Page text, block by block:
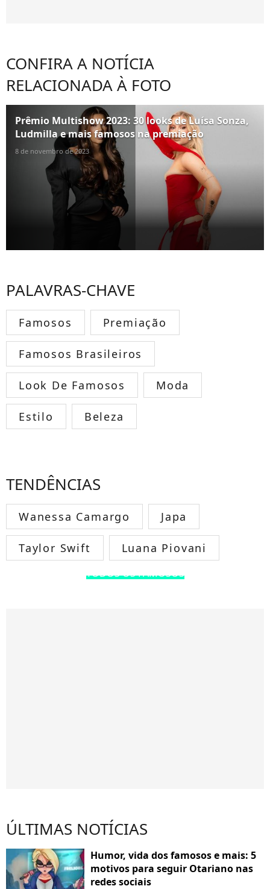
CONFIRA A NOTÍCIA
RELACIONADA À FOTO
Prêmio Multishow 2023: 30 looks de Luísa Sonza,
Ludmilla e mais famosos na premiação
8 de novembro de 2023
PALAVRAS-CHAVE
Famosos Premiação
Famosos Brasileiros
Look De Famosos Moda
Estilo Beleza
TENDÊNCIAS
Wanessa Camargo Japa
Taylor Swift Luana Piovani
TODOS OS FAMOSOS
ÚLTIMAS NOTÍCIAS
Humor, vida dos famosos e mais: 5
motivos para seguir Otariano nas
redes sociais